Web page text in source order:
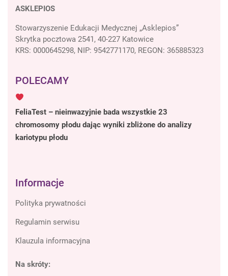
ASKLEPIOS
Stowarzyszenie Edukacji Medycznej „Asklepios”
Skrytka pocztowa 2541, 40-227 Katowice
KRS: 0000645298, NIP: 9542771170, REGON: 365885323
POLECAMY
FeliaTest – nieinwazyjnie bada wszystkie 23
chromosomy płodu dając wyniki zbliżone do analizy
kariotypu płodu
Informacje
Polityka prywatności
Regulamin serwisu
Klauzula informacyjna
Na skróty: